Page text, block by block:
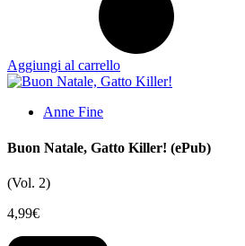
Aggiungi al carrello
Anne Fine
Buon Natale, Gatto Killer! (ePub)
(Vol. 2)
4,99€